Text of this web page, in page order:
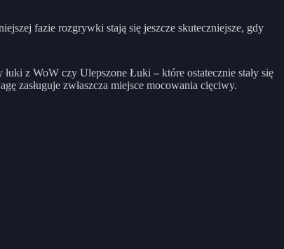
fazie rozgrywki stają się jeszcze skuteczniejsze, gdy
łuki z WoW czy Ulepszone Łuki – które ostatecznie stały się
zasługuje zwłaszcza miejsce mocowania cięciwy.